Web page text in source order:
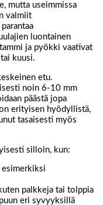
mutta useimmissa
valmiit
luontainen
ja pyökki vaativat
kuusi.
etu.
noin 6-10 mm
päästä jopa
erityisen hyödyllistä,
tasaisesti myös
silloin, kun:
esimerkiksi
palkkeja tai tolppia
eri syvyyksillä